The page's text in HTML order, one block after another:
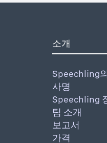
소개
Speechling
사명
Speechling
팀 소개
보고서
가격